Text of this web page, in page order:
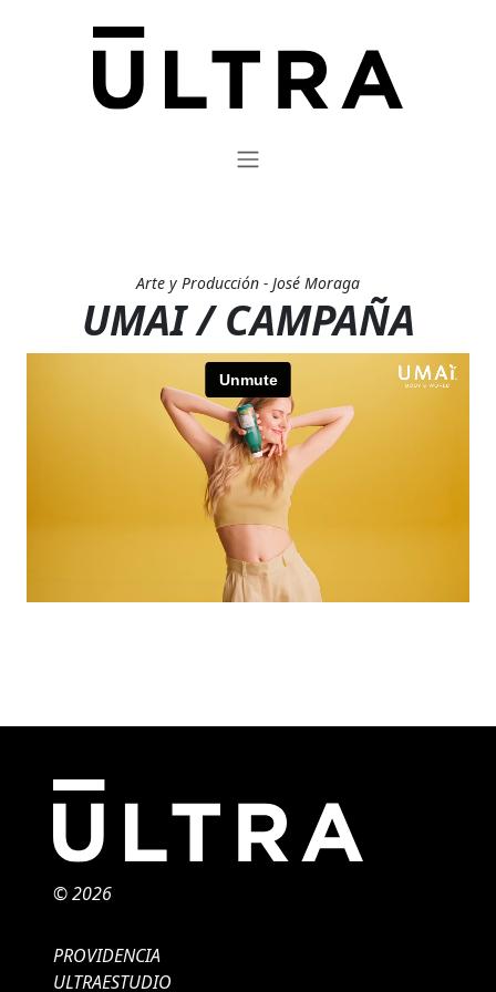
Arte y Producción - José Moraga
UMAI / CAMPAÑA
© 2026
PROVIDENCIA
ULTRAESTUDIO